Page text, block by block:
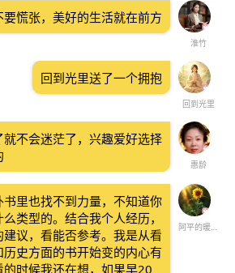
淮竹
慌张，美好的生活就在前方
回到光里
回到光里送了一个拥抱
惠龄
就不会迷茫了，兴趣爱好选择
阿平的暖心小栈
书里也找不到力量，不知道你
类型的。结合我个人经历，
建议，看能否参考。我是从看
历史方面的书开始变的内心有
的时候我还在想，如果早20